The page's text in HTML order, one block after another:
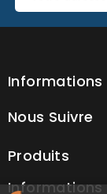
Informations
Nous Suivre
Produits
Informations